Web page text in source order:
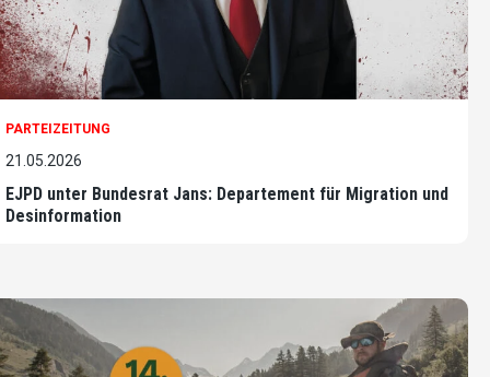
PARTEIZEITUNG
21.05.2026
EJPD unter Bundesrat Jans: Departement für Migration und
Desinformation